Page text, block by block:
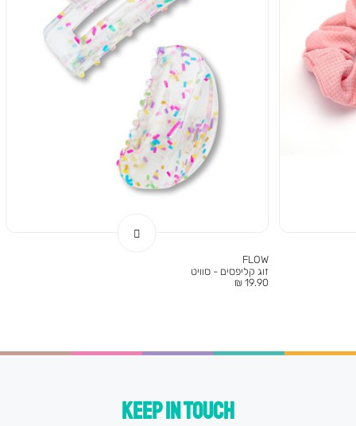
FLOW
זוג קליפסים - סוויט
מחיר
19.90 ₪
KEEP IN TOUCH